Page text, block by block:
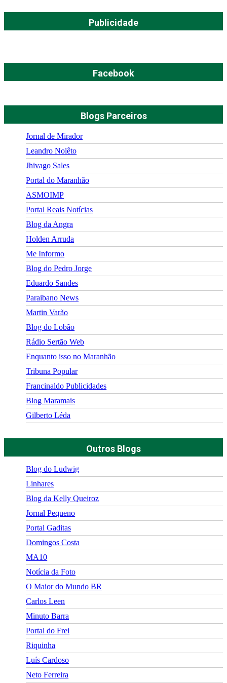
Publicidade
Facebook
Blogs Parceiros
Jornal de Mirador
Leandro Nolêto
Jhivago Sales
Portal do Maranhão
ASMOIMP
Portal Reais Notí­cias
Blog da Angra
Holden Arruda
Me Informo
Blog do Pedro Jorge
Eduardo Sandes
Paraibano News
Martin Varão
Blog do Lobão
Rádio Sertão Web
Enquanto isso no Maranhão
Tribuna Popular
Francinaldo Publicidades
Blog Maramais
Gilberto Léda
Outros Blogs
Blog do Ludwig
Linhares
Blog da Kelly Queiroz
Jornal Pequeno
Portal Gaditas
Domingos Costa
MA10
Notícia da Foto
O Maior do Mundo BR
Carlos Leen
Minuto Barra
Portal do Frei
Riquinha
Luís Cardoso
Neto Ferreira